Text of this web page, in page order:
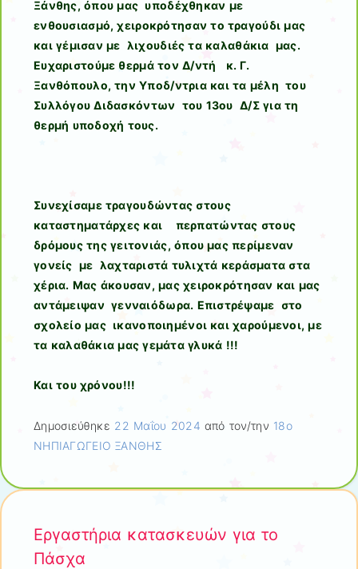
Ξάνθης, όπου μας υποδέχθηκαν με
ενθουσιασμό, χειροκρότησαν το τραγούδι μας
και γέμισαν με λιχουδιές τα καλαθάκια μας.
Ευχαριστούμε θερμά τον Δ/ντή κ. Γ.
Ξανθόπουλο, την Υποδ/ντρια και τα μέλη του
Συλλόγου Διδασκόντων του 13ου Δ/Σ για τη
θερμή υποδοχή τους.
Συνεχίσαμε τραγουδώντας στους
καταστηματάρχες και περπατώντας στους
δρόμους της γειτονιάς, όπου μας περίμεναν
γονείς με λαχταριστά τυλιχτά κεράσματα στα
χέρια. Μας άκουσαν, μας χειροκρότησαν και μας
αντάμειψαν γενναιόδωρα. Επιστρέψαμε στο
σχολείο μας ικανοποιημένοι και χαρούμενοι, με
τα καλαθάκια μας γεμάτα γλυκά !!!
Και του χρόνου!!!
Δημοσιεύθηκε 22 Μαΐου 2024 από τον/την 18ο
ΝΗΠΙΑΓΩΓΕΙΟ ΞΑΝΘΗΣ
Εργαστήρια κατασκευών για το
Πάσχα